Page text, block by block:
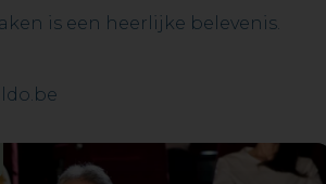
is een heerlijke belevenis.